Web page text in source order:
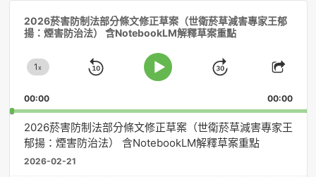
2026菸害防制法部分條文修正草案（世衛菸草減害專家王郁
揚：煙害防治法） 含NotebookLM解釋草案重點
Change
Rate
1x
Skip
Play
Jump
Forward
Share
00:00 00:00
2026菸害防制法部分條文修正草案（世衛菸草減害專家王
郁揚：煙害防治法） 含NotebookLM解釋草案重點
2026-02-21